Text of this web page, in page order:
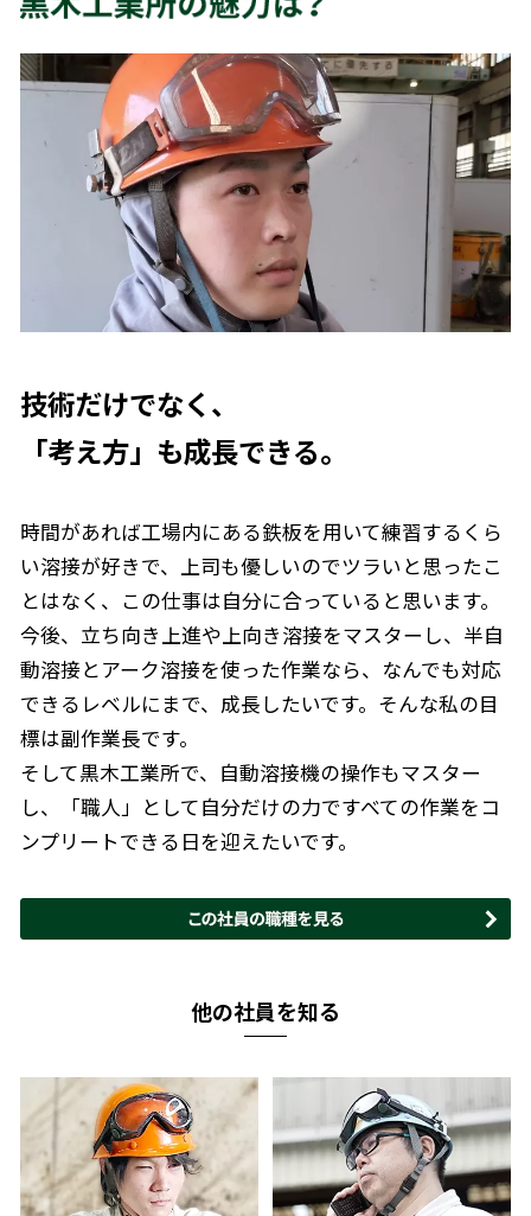
技術だけでなく、
「考え方」も成長できる。
時間があれば工場内にある鉄板を用いて練習するくら
い溶接が好きで、上司も優しいのでツラいと思ったこ
とはなく、この仕事は自分に合っていると思います。
今後、立ち向き上進や上向き溶接をマスターし、半自
動溶接とアーク溶接を使った作業なら、なんでも対応
できるレベルにまで、成長したいです。そんな私の目
標は副作業長です。
そして黒木工業所で、自動溶接機の操作もマスター
し、「職人」として自分だけの力ですべての作業をコ
ンプリートできる日を迎えたいです。
他の社員を知る